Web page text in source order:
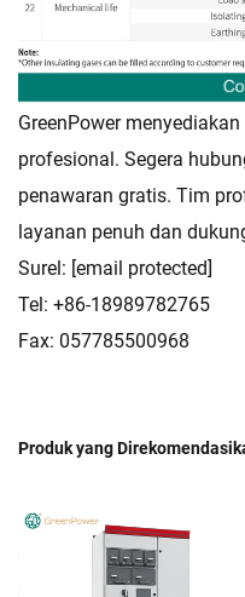
GreenPower
profesional. Segera
penawaran gratis. Tim
layanan penuh dan
Surel: [email protected]
Tel: +86-18989782765
Fax: 057785500968
Produk yang